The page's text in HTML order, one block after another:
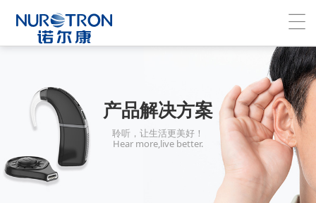
产品解决方案
聆听，让生活更美好！
Hear more,live better.